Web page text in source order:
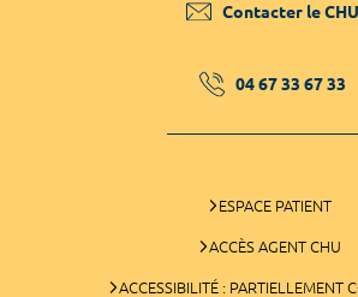
Contacter le CHU
04 67 33 67 33
ESPACE PATIENT
ACCÈS AGENT CHU
ACCESSIBILITÉ : PARTIELLEMENT